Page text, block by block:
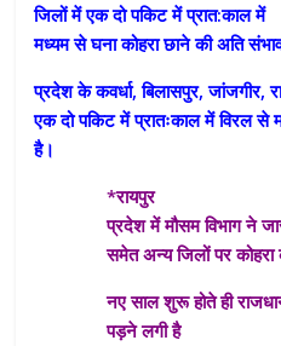
जिलों में एक दो पकिट में प्रात:काल में
मध्यम से घना कोहरा छाने की अति
प्रदेश के कवर्धा, बिलासपुर,
एक दो पकिट में प्रातःकाल में विरल से
है।
*रायपुर
प्रदेश में मौसम विभाग ने
समेत अन्य जिलों पर
नए साल शुरू होते ही
पड़ने लगी है